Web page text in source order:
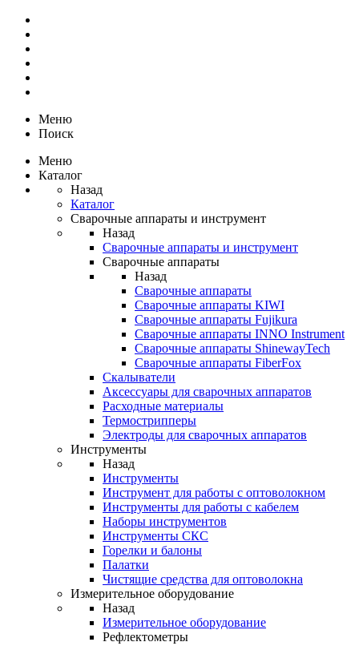
Меню
Поиск
Меню
Каталог
Назад
Каталог
Сварочные аппараты и инструмент
Назад
Сварочные аппараты и инструмент
Сварочные аппараты
Назад
Сварочные аппараты
Сварочные аппараты KIWI
Сварочные аппараты Fujikura
Сварочные аппараты INNO Instrument
Сварочные аппараты ShinewayTech
Cварочные аппараты FiberFox
Скалыватели
Аксессуары для сварочных аппаратов
Расходные материалы
Термострипперы
Электроды для сварочных аппаратов
Инструменты
Назад
Инструменты
Инструмент для работы с оптоволокном
Инструменты для работы с кабелем
Наборы инструментов
Инструменты СКС
Горелки и балоны
Палатки
Чистящие средства для оптоволокна
Измерительное оборудование
Назад
Измерительное оборудование
Рефлектометры